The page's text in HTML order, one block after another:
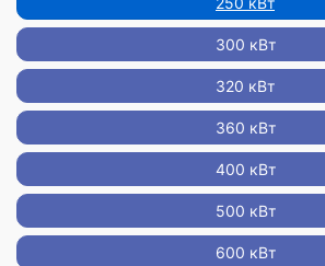
300 кВт
320 кВт
360 кВт
400 кВт
500 кВт
600 кВт